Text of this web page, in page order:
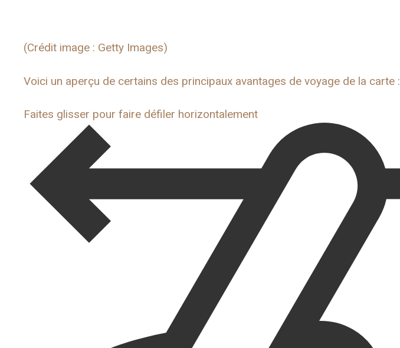
(Crédit image : Getty Images)
Voici un aperçu de certains des principaux avantages de voyage de la carte :
Faites glisser pour faire défiler horizontalement